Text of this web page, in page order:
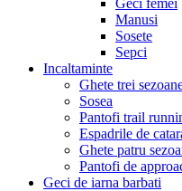
Geci femei
Manusi
Sosete
Sepci
Incaltaminte
Ghete trei
Sosea
Pantofi trail
Espadrile de
Ghete patru
Pantofi de
Geci de iarna barbati